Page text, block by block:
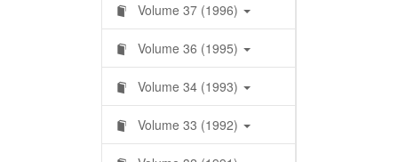
Volume 37 (1996)
Volume 36 (1995)
Volume 34 (1993)
Volume 33 (1992)